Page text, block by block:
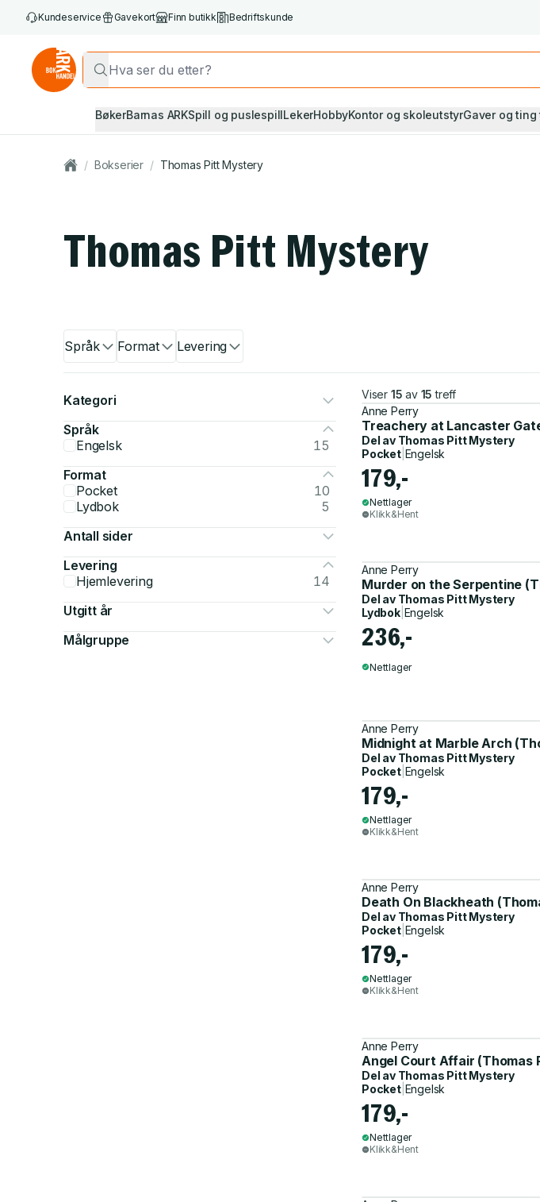
Kundeservice Gavekort Finn butikk Bedriftskunde
BøkerBarnas ARKSpill og puslespillLekerHobbyKontor og skoleutstyrGaver og ting
/ Bokserier / Thomas Pitt Mystery
Thomas Pitt Mystery
Språk Format Levering
Kategori
Språk
Engelsk
15
Format
Pocket
10
Lydbok
5
Antall sider
Levering
Hjemlevering
14
Utgitt år
Målgruppe
Viser 15 av 15 treff
Anne Perry
Treachery at Lancaster
Del av Thomas Pitt Mystery
Pocket| Engelsk
179,-
Nettlager
Klikk&Hent
Anne Perry
Murder on the Serpentine
Del av Thomas Pitt Mystery
Lydbok| Engelsk
236,-
Nettlager
Anne Perry
Midnight at Marble Arch
Del av Thomas Pitt Mystery
Pocket| Engelsk
179,-
Nettlager
Klikk&Hent
Anne Perry
Death On Blackheath
Del av Thomas Pitt Mystery
Pocket| Engelsk
179,-
Nettlager
Klikk&Hent
Anne Perry
Angel Court Affair (Thomas
Del av Thomas Pitt Mystery
Pocket| Engelsk
179,-
Nettlager
Klikk&Hent